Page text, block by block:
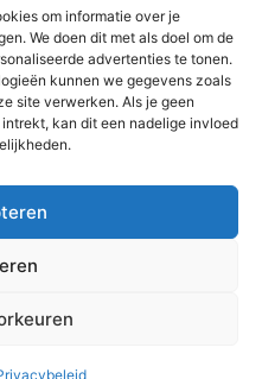
om informatie over je
We doen dit met als doel om de
advertenties te tonen.
kunnen we gegevens zoals
site verwerken. Als je geen
kan dit een nadelige invloed
BENELUX